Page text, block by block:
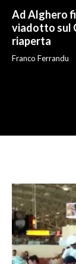
Ad Alghero
viadotto sul
riaperta
Franco Ferrandu